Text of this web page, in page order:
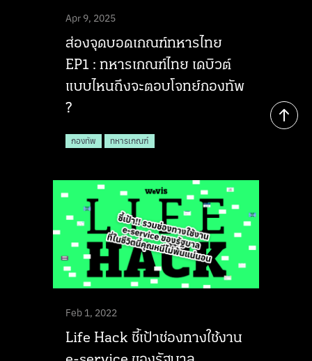
Apr 9, 2025
ส่องจุดบอดเกณฑ์ทหารไทย
EP1 : ทหารเกณฑ์ไทย เดบิวต์
แบบไหนถึงจะตอบโจทย์กองทัพ
?
กองทัพ ทหารเกณฑ์
Feb 1, 2022
Life Hack ชี้เป้าช่องทางใช้งาน